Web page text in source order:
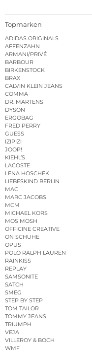
Topmarken
ADIDAS ORIGINALS
AFFENZAHN
ARMANI/PRIVÉ
BARBOUR
BIRKENSTOCK
BRAX
CALVIN KLEIN JEANS
COMMA
DR. MARTENS
DYSON
ERGOBAG
FRED PERRY
GUESS
IZIPIZI
JOOP!
KIEHL’S
LACOSTE
LENA HOSCHEK
LIEBESKIND BERLIN
MAC
MARC JACOBS
MCM
MICHAEL KORS
MOS MOSH
OFFICINE CREATIVE
ON SCHUHE
OPUS
POLO RALPH LAUREN
RAINKISS
REPLAY
SAMSONITE
SATCH
SMEG
STEP BY STEP
TOM TAILOR
TOMMY JEANS
TRIUMPH
VEJA
VILLEROY & BOCH
WMF